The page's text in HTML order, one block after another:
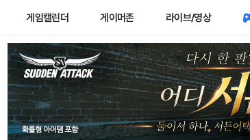
게임캘린더 게이머존 라이브/영상